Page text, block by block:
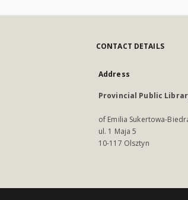
CONTACT DETAILS
Address
Provincial Public
of Emilia Sukertowa-
ul. 1 Maja 5
10-117 Olsztyn